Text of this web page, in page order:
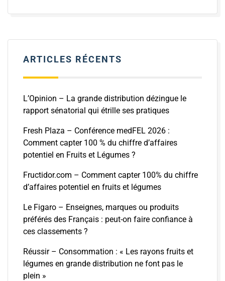
ARTICLES RÉCENTS
L’Opinion – La grande distribution dézingue le
rapport sénatorial qui étrille ses pratiques
Fresh Plaza – Conférence medFEL 2026 :
Comment capter 100 % du chiffre d’affaires
potentiel en Fruits et Légumes ?
Fructidor.com – Comment capter 100% du chiffre
d’affaires potentiel en fruits et légumes
Le Figaro – Enseignes, marques ou produits
préférés des Français : peut-on faire confiance à
ces classements ?
Réussir – Consommation : « Les rayons fruits et
légumes en grande distribution ne font pas le
plein »